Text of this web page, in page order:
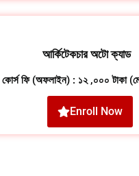
আর্কিটেকচার অটো ক্যাড
কোর্স ফি (অফলাইন) : ১২ ,০০০ টাকা
Enroll Now